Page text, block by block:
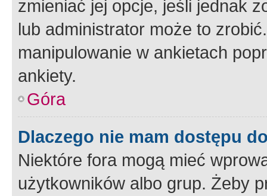
zmieniać jej opcje, jeśli jednak
lub administrator może to
manipulowanie w ankietach
ankiety.
Góra
Dlaczego nie mam dostępu
Niektóre fora mogą mieć
użytkowników albo grup. Żeby